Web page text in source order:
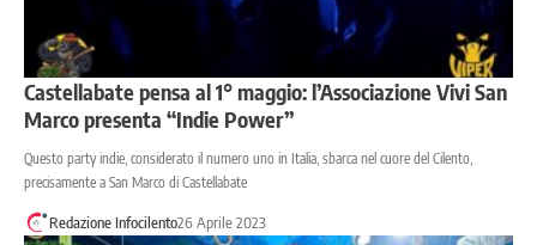
Castellabate pensa al 1° maggio: l’Associazione Vivi San
Marco presenta “Indie Power”
Questo party indie, considerato il numero uno in Italia, sbarca nel cuore del Cilento,
precisamente a San Marco di Castellabate
Redazione Infocilento26 Aprile 2023